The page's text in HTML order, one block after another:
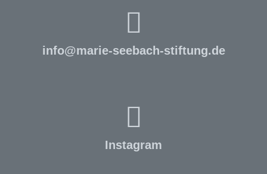
info@marie-seebach-stiftung.de
Instagram